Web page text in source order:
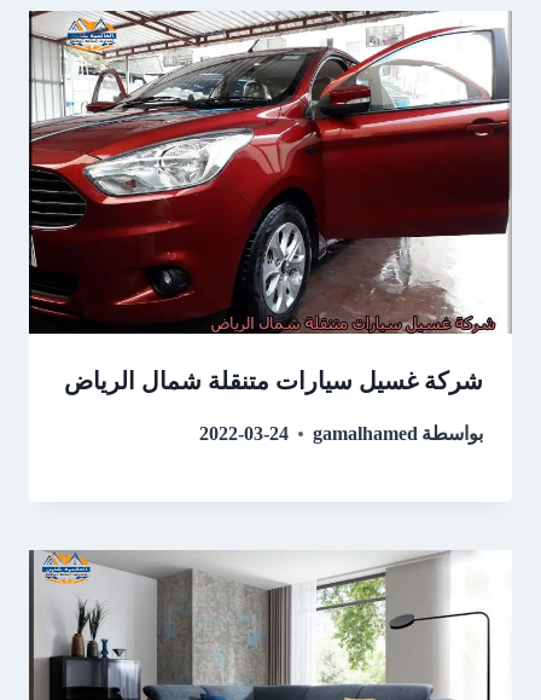
شركة غسيل سيارات متنقلة شمال الرياض
بواسطة gamalhamed
2022-03-24